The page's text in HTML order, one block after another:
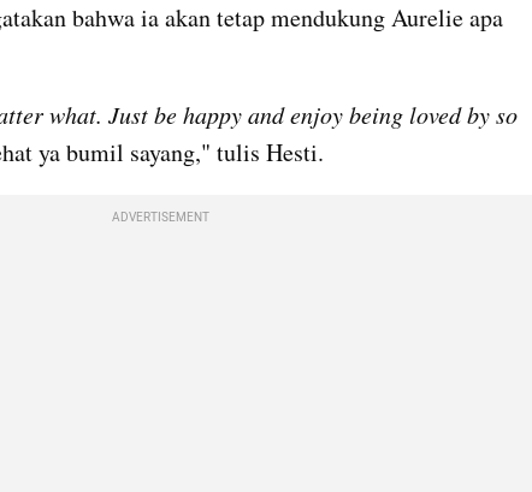
bahwa ia akan tetap mendukung Aurelie apa
what. Just be happy and enjoy being loved by so
ya bumil sayang," tulis Hesti.
ADVERTISEMENT